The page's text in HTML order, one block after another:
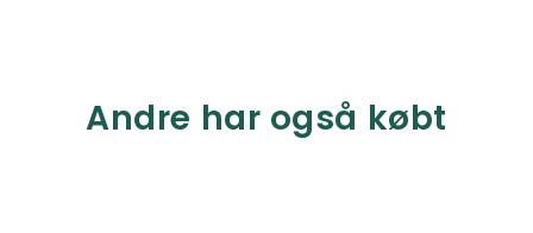
Andre har også købt